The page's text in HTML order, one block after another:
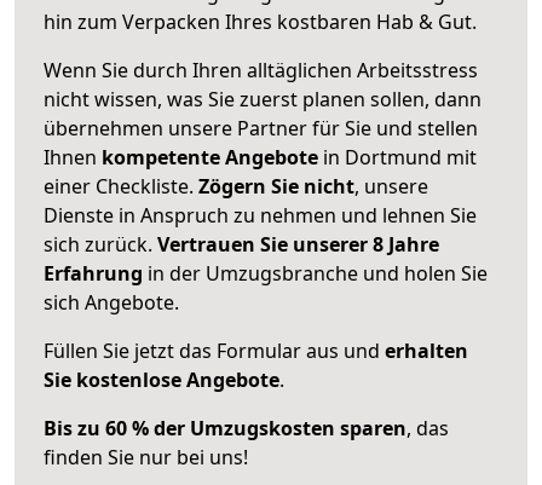
hin zum Verpacken Ihres kostbaren Hab & Gut.
Wenn Sie durch Ihren alltäglichen Arbeitsstress
nicht wissen, was Sie zuerst planen sollen, dann
übernehmen unsere Partner für Sie und stellen
Ihnen kompetente Angebote in Dortmund mit
einer Checkliste. Zögern Sie nicht, unsere
Dienste in Anspruch zu nehmen und lehnen Sie
sich zurück. Vertrauen Sie unserer 8 Jahre
Erfahrung in der Umzugsbranche und holen Sie
sich Angebote.
Füllen Sie jetzt das Formular aus und erhalten
Sie kostenlose Angebote.
Bis zu 60 % der Umzugskosten sparen, das
finden Sie nur bei uns!